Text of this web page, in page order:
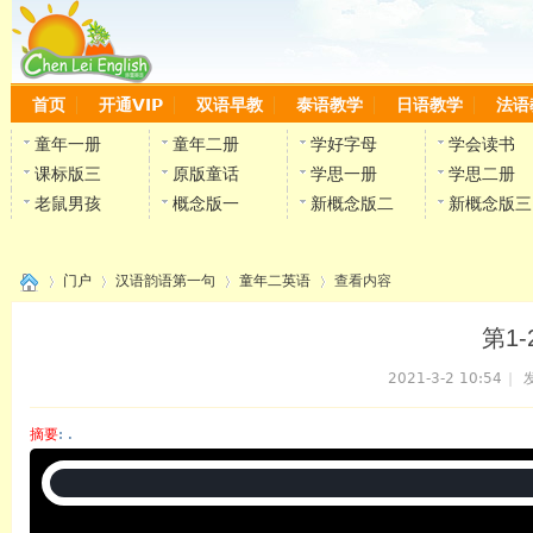
首页 开通VIP 双语早教 泰语教学 日语教学 法语
童年一册 童年二册 学好字母
学会读书
课标版三
原版童话 学思一册
学思二册
老鼠男孩
概念版一 新概念版二 新概念版三
陈雷
门户 汉语韵语第一句 童年二英语 查看内容
第1-
2021-3-2 10:54
摘要: .